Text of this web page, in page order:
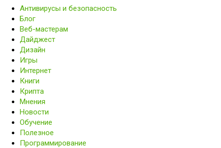
Антивирусы и безопасность
Блог
Веб-мастерам
Дайджест
Дизайн
Игры
Интернет
Книги
Крипта
Мнения
Новости
Обучение
Полезное
Программирование